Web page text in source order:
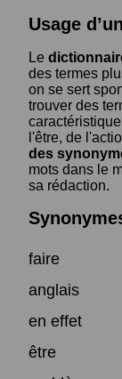
Usage
Le
des termes
on se sert
trouver des
l'être, de
des
mots dans le
sa rédaction.
faire
anglais
en effet
être